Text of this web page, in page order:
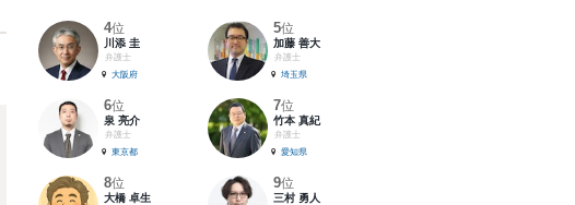
4位
川添 圭
弁護士
大阪府
5位
加藤 善大
弁護士
埼玉県
6位
泉 亮介
弁護士
東京都
7位
竹本 真紀
弁護士
愛知県
8位
大橋 卓生
9位
三村 勇人